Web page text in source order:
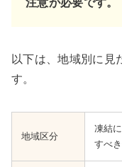
以下は、地域別に見
す。
地域区分
凍結
すべ